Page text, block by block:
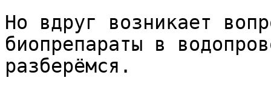
Но вдруг возникает
биопрепараты в
разберёмся.